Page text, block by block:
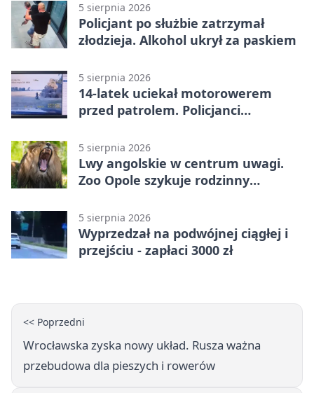
5 sierpnia 2026
Policjant po służbie zatrzymał
złodzieja. Alkohol ukrył za paskiem
5 sierpnia 2026
14-latek uciekał motorowerem
przed patrolem. Policjanci
5 sierpnia 2026
Lwy angolskie w centrum uwagi.
Zoo Opole szykuje rodzinny
5 sierpnia 2026
Wyprzedzał na podwójnej ciągłej i
przejściu - zapłaci 3000 zł
<< Poprzedni
Wrocławska zyska nowy układ. Rusza ważna
przebudowa dla pieszych i rowerów